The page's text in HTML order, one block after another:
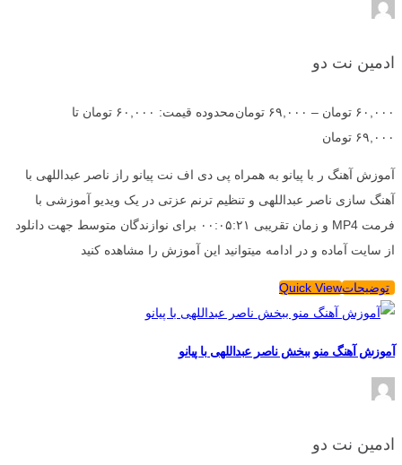
ادمین نت دو
۶۰,۰۰۰ تومان – ۶۹,۰۰۰ تومان
محدوده قیمت: ۶۰,۰۰۰ تومان تا
۶۹,۰۰۰ تومان
آموزش آهنگ ر با پیانو به همراه پی دی اف نت پیانو راز ناصر عبداللهی با
آهنگ سازی ناصر عبداللهی و تنظیم ترنم عزتی در یک ویدیو آموزشی با
فرمت MP4 و زمان تقریبی ۰۰:۰۵:۲۱ برای نوازندگان متوسط جهت دانلود
از سایت آماده و در ادامه میتوانید این آموزش را مشاهده کنید
توضیحاتQuick View
آموزش آهنگ منو ببخش ناصر عبداللهی با پیانو
ادمین نت دو